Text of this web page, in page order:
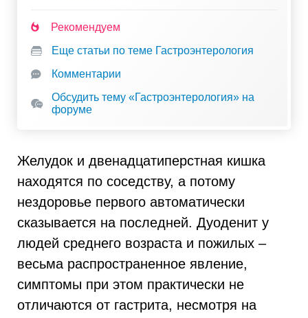
Рекомендуем
Еще статьи по теме Гастроэнтерология
Комментарии
Обсудить тему «Гастроэнтерология» на
форуме
Желудок и двенадцатиперстная кишка
находятся по соседству, а потому
нездоровье первого автоматически
сказывается на последней. Дуоденит у
людей среднего возраста и пожилых –
весьма распространенное явление,
симптомы при этом практически не
отличаются от гастрита, несмотря на